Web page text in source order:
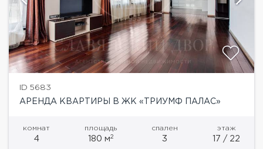
ID 5683
АРЕНДА КВАРТИРЫ В ЖК «ТРИУМФ ПАЛАС»
комнат
4
площадь
180 м2
спален
3
этаж
17 / 22